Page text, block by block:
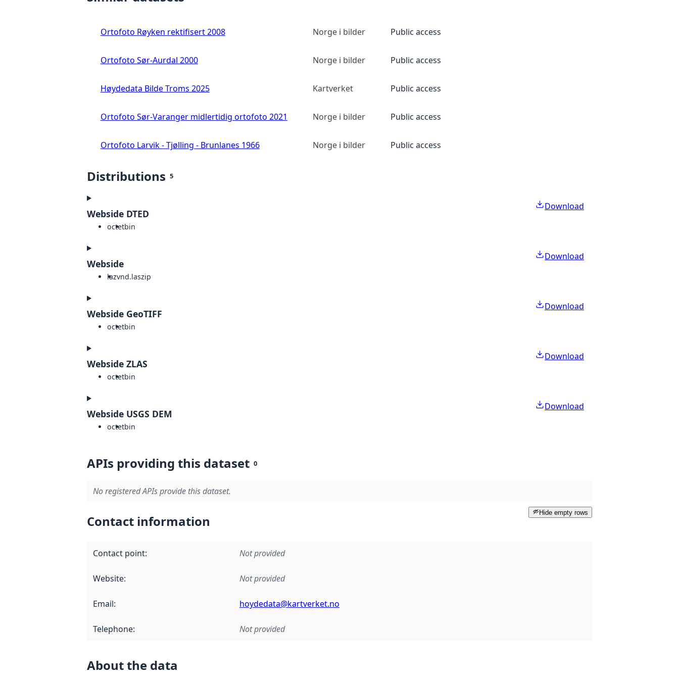
Ortofoto Røyken rektifisert 2008 Norge i bilder Public access
Ortofoto Sør-Aurdal 2000 Norge i bilder Public access
Høydedata Bilde Troms 2025 Kartverket Public access
Ortofoto Sør-Varanger midlertidig ortofoto 2021 Norge i bilder Public access
Ortofoto Larvik - Tjølling - Brunlanes 1966 Norge i bilder Public access
Distributions 5
Webside DTED
octetbin
Download
Webside
lazvnd.laszip
Download
Webside GeoTIFF
octetbin
Download
Webside ZLAS
octetbin
Download
Webside USGS DEM
octetbin
Download
APIs providing this dataset 0
No registered APIs provide this dataset.
Hide empty rows
Contact information
Contact point: Not provided
Website: Not provided
Email: hoydedata@kartverket.no
Telephone: Not provided
About the data